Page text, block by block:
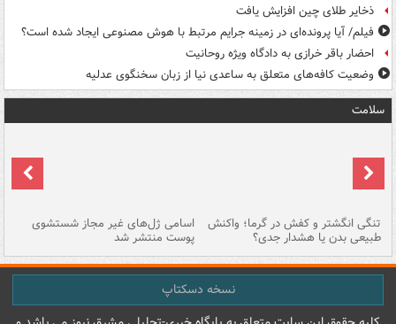
ذخایر طلای چین افزایش یافت
فیلم/ آیا پرونده‌ای در زمینه جرایم مرتبط با هوش مصنوعی ایجاد شده است؟
احضار باقر خرازی به دادگاه ویژه روحانیت
وضعیت کافه‌های متعلق به ساعدی نیا از زبان سخنگوی عدلیه
سلامت
تنگی انگشتر و کفش در گرما؛ واکنش
طبیعی بدن یا هشدار جدی؟
اسامی ژل‌های غیر مجاز شستشوی
پوست منتشر شد
نسخه دسکتاپ